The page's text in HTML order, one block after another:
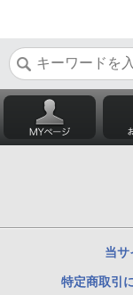
当サ
特定商取引